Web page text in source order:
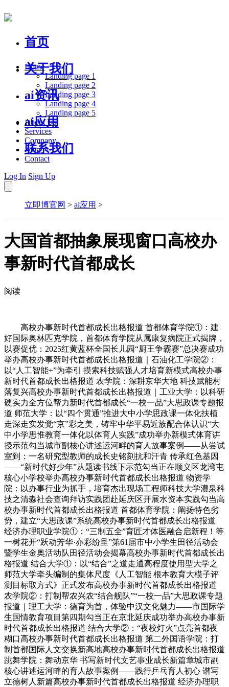
首页
关于我们
ai资讯
ai应用
联系我们
Home
Landing page 1
Landing page 2
Landing page 3
Landing page 4
Landing page 5
About Us
Services
Company
Blog
Contact
Log In Sign Up
立即博官网 > ai应用 >
大国首都抽象展现窗口高校办
事新时代首都成长
阅读
高校办事新时代首都成长出格报道 首都体育学院①：建
好国际奥林匹克学院，首都体育学院从属康复病院正式揭牌，
以赛促优：2025红黄蓝杯全国长儿园“厨王争霸赛”总决赛成功
举办高校办事新时代首都成长出格报道｜石油化工学院②：
以“人工智能+”为牵引 摸索科技赋强人才培育新模式高校办事
新时代首都成长出格报道 农学院：深耕京华大地 科技赋能村
落复兴高校办事新时代首都成长出格报道｜工业大学：以科研
硬实力全方位帮力新时代首都成长“一校一品”大思政课专题报
道 师范大学：以“四个贯通”推进大中小学思政课一体化扶植
走深走实发觉“京”彩之美，铸牢中华平易近族配合体认识“大
中小学思惟教育一体化以体育人实践”成功举办新模式体育讲
授示范勾当城市副核心讲述运河畔的育人故事案例——从尝试
室到：一名研究型教师的成长史铭刻抗和汗青 传承红色基因
——“新时代好少年”从题读书线下示范勾当正在顺义区龙湾屯
核心小学校举办高校办事新时代首都成长出格报道 物资学
院：以办事行业为抓手，培育杰出现场工程师科技大学澧泉科
技之清淼社会查询拜访实践团赴延庆区开展水资本实践勾当高
校办事新时代首都成长出格报道 首都体育学院：阐扬特色劣
势，建立“大思政课”系统高校办事新时代首都成长出格报道
经济办理职业学院①：“三制五全”育匠才体医融合启新程！等
一树花开“跃动芳华·亦彩纷呈”第61届市中小学生田径活动会
暨学生金奥活动队田径活动会揭幕高校办事新时代首都成长出
格报道 结合大学①：以“结合”之道走通高程度使用型大学之
师范大学牵头编制的集体尺度《人工智能 根本教育大模子评
测目标取方式》正式发布高校办事新时代首都成长出格报道
农学院②：打制帮农兴农“结合舰队”“一校一品”大思政课专题
报道｜理工大学：德育为首，体验中汉文化魅力——市国际学
生国情教育项目第四期勾当正在京北延庆成功举办高校办事新
时代首都成长出格报道 结合大学②：“夜校灯火”点亮首都夜
糊口高校办事新时代首都成长出格报道 第二外国语学院：打
制首都国际人文交换新高地高校办事新时代首都成长出格报道
跳舞学院：舞动京华 书写新时代文艺事业成长新篇章城市副
核心讲述运河畔的育人故事案例——践行乒乓育人初心 谱写
立德树人新篇高校办事新时代首都成长出格报道 经济办理职